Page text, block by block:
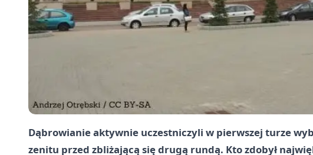
Dąbrowianie aktywnie uczestniczyli w pierwszej turze
zenitu przed zbliżającą się drugą rundą. Kto zdobył